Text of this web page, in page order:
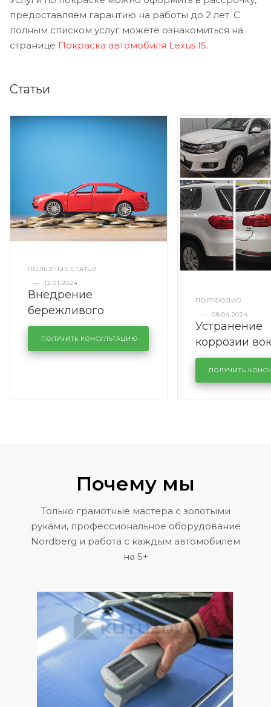
предоставляем гарантию на работы до 2 лет. С
полным списком услуг можете ознакомиться на
странице Покраска автомобиля Lexus IS.
Статьи
ПОЛЕЗНЫЕ СТАТЬИ
—
12.01.2024
Внедрение
бережливого
производства в
кузовном сервисе
KUTUZOVV
ПОЛУЧИТЬ КОНСУЛЬТАЦИЮ
ПОРТФОЛИО
—
08.04.2024
Устранение
коррозии
лобового
районе
Volkswagen
ПОЛУЧИТЬ
Почему мы
Только грамотные мастера с золотыми
руками, профессиональное оборудование
Nordberg и работа с каждым автомобилем
на 5+